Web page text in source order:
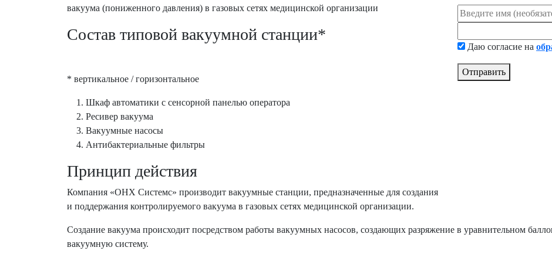
вакуума (пониженного давления) в газовых сетях медицинской организации
Состав типовой вакуумной станции*
* вертикальное / горизонтальное
Шкаф автоматики с сенсорной панелью оператора
Ресивер вакуума
Вакуумные насосы
Антибактериальные фильтры
Принцип действия
Компания «ОНХ Системс» производит вакуумные станции, предназначенные для создания
и поддержания контролируемого вакуума в газовых сетях медицинской организации.
Даю согласие на
Отправить
Создание вакуума происходит посредством работы вакуумных насосов, создающих разряжение в уравнительном
вакуумную систему.